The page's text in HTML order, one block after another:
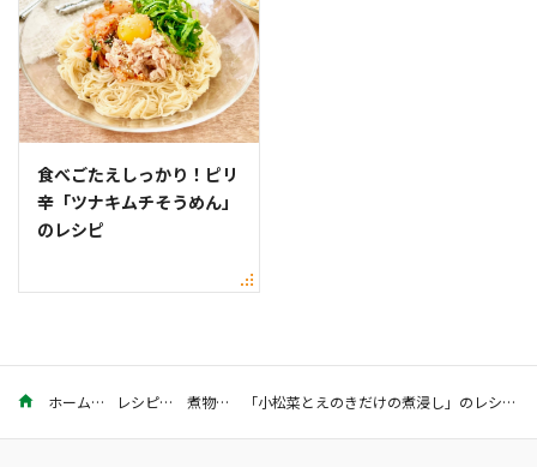
食べごたえしっかり！ピリ
辛「ツナキムチそうめん」
のレシピ
ホーム レシピ 煮物 「小松菜とえのきだけの煮浸し」のレシピ。めんつゆで味付け簡単！